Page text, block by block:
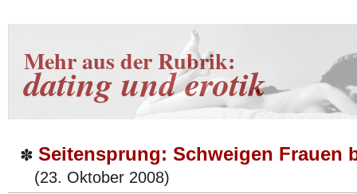
Mehr aus der Rubrik:
dating und erotik
✽ Seitensprung: Schweigen Frauen
(23. Oktober 2008)